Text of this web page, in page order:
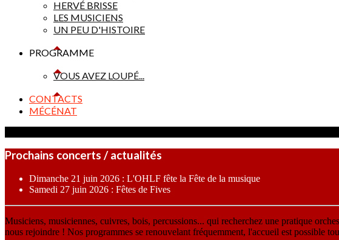
HERVÉ BRISSE
LES MUSICIENS
UN PEU D'HISTOIRE
PROGRAMME
VOUS AVEZ LOUPÉ...
CONTACTS
MÉCÉNAT
Prochains concerts / actualités
Dimanche 21 juin 2026 : L'OHLF fête la Fête de la musique
Samedi 27 juin 2026 : Fêtes de Fives
Musiciens, musiciennes, cuivres, bois, percussions... qui recherchez une pratique
nous rejoindre ! Nos programmes se renouvelant fréquemment, l'accueil est possible